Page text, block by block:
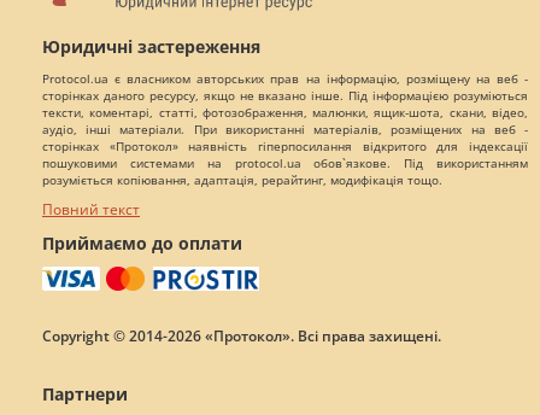
Юридичні застереження
Protocol.ua є власником авторських прав на інформацію, розміщену на веб -
сторінках даного ресурсу, якщо не вказано інше. Під інформацією розуміються
тексти, коментарі, статті, фотозображення, малюнки, ящик-шота, скани, відео,
аудіо, інші матеріали. При використанні матеріалів, розміщених на веб -
сторінках «Протокол» наявність гіперпосилання відкритого для індексації
пошуковими системами на protocol.ua обов`язкове. Під використанням
розуміється копіювання, адаптація, рерайтинг, модифікація тощо.
Повний текст
Приймаємо до оплати
Copyright © 2014-2026 «Протокол». Всі права захищені.
Партнери